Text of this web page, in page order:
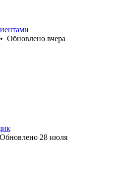
• Обновлено вчера
Обновлено 28 июля